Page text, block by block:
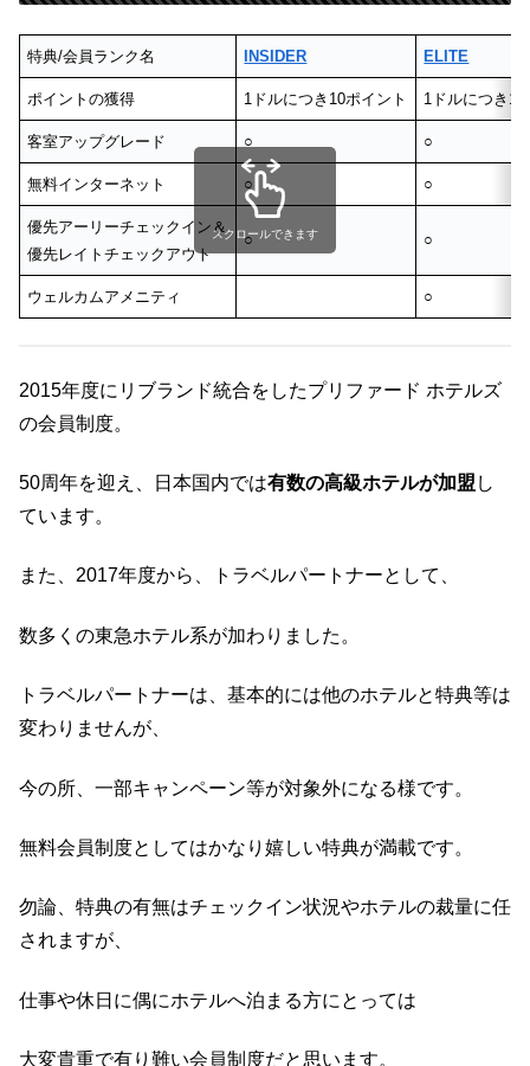
特典/会員ランク名 INSIDER ELITE
ポイントの獲得 1ドルにつき10ポイント 1ドルにつき
客室アップグレード ○ ○
無料インターネット ○ ○
優先アーリーチェックイン＆
優先レイトチェックアウト
○ ○
ウェルカムアメニティ ○
スクロールできます
2015年度にリブランド統合をしたプリファード ホテルズ
の会員制度。
50周年を迎え、日本国内では有数の高級ホテルが加盟 し
ています。
また、2017年度から、トラベルパートナーとして、
数多くの東急ホテル系が加わりました。
トラベルパートナーは、基本的には他のホテルと特典等は
変わりませんが、
今の所、一部キャンペーン等が対象外になる様です。
無料会員制度としてはかなり嬉しい特典が満載です。
勿論、特典の有無はチェックイン状況やホテルの裁量に任
されますが、
仕事や休日に偶にホテルへ泊まる方にとっては
大変貴重で有り難い会員制度だと思います。